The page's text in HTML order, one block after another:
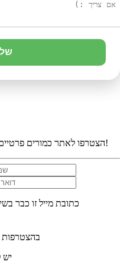
שלח
הצטרפו לאתר כמורים פרטיים והתחילו לקבל פניות מתלמידים עוד היום!
כתובת מייל זו כבר
יש